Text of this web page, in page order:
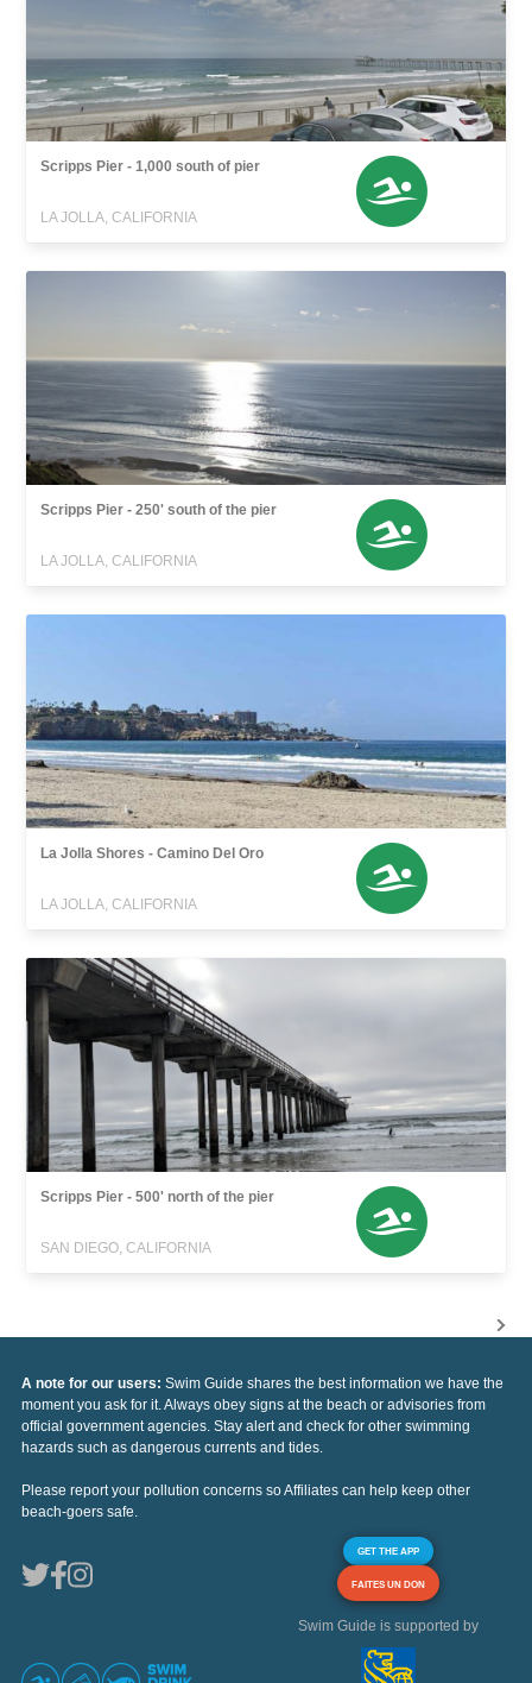
Scripps Pier - 1,000 south of pier
LA JOLLA, CALIFORNIA
Scripps Pier - 250' south of the pier
LA JOLLA, CALIFORNIA
La Jolla Shores - Camino Del Oro
LA JOLLA, CALIFORNIA
Scripps Pier - 500' north of the pier
SAN DIEGO, CALIFORNIA
A note for our users: Swim Guide shares the best information we have the
moment you ask for it. Always obey signs at the beach or advisories from
official government agencies. Stay alert and check for other swimming
hazards such as dangerous currents and tides.
Please report your pollution concerns so Affiliates can help keep other
beach-goers safe.
GET THE APP
FAITES UN DON
Swim Guide is supported by